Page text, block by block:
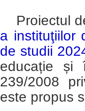
Proiectul
a instituţiilor
de studii
educație și
239/2008
este propus